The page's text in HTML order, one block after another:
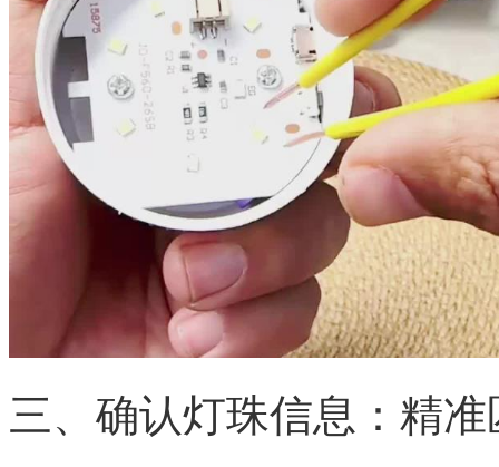
三、确认灯珠信息：精